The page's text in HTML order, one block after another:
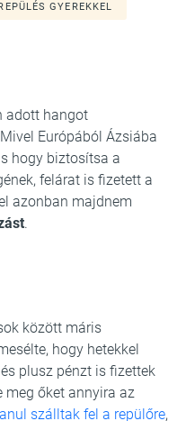
GYEREKKEL
adott hangot
Európából Ázsiába
hogy biztosítsa a
felárat is fizetett a
azonban majdnem
.
között máris
hogy hetekkel
plusz pénzt is fizettek
meg őket annyira az
szálltak fel a repülőre,